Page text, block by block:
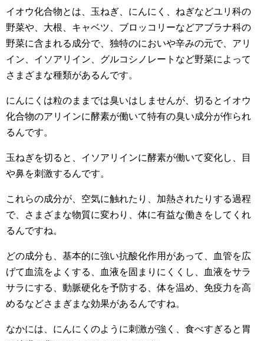
イオウ化合物とは、玉ねぎ、にんにく、ねぎなどユリ科の
野菜や、大根、キャベツ、ブロッコリーなどアブラナ科の
野菜に含まれる成分で、独特のにおいや辛みの元で、アリ
イン、イソアリイン、グルコシノレートなど野菜によって
さまざまな種類があるんです。
にんにくは粒のままでは臭いはしませんが、切るとイオウ
化合物のアリインに酵素が働いて特有の臭い成分が作られ
るんです。
玉ねぎを切ると、イソアリインに酵素が働いて変化し、目
や鼻を刺激するんです。
これらの成分が、空気に触れたり、加熱されたりする過程
で、さまざまな物質に変わり、体に有益な働きをしてくれ
るんですね。
どの成分も、基本的に強い抗酸化作用があって、血管を広
げて血流をよくする、血液を固まりにくくし、血液をサラ
サラにする、動脈硬化を予防する、体を温め、免疫力を高
めるなどさまぎまな効果があるんですね。
なかには、にんにくのように刺激が強く、食べすぎると胃